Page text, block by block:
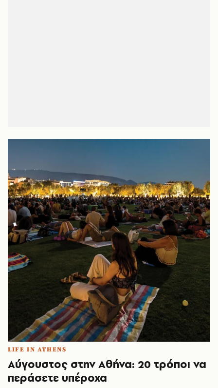
LIFE IN ATHENS
Αύγουστος στην Αθήνα: 20 τρόποι να
περάσετε υπέροχα